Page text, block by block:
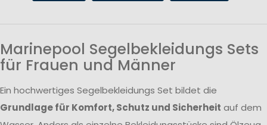
Marinepool Segelbekleidungs Sets
für Frauen und Männer
Ein hochwertiges Segelbekleidungs Set bildet die
Grundlage für Komfort, Schutz und Sicherheit auf dem